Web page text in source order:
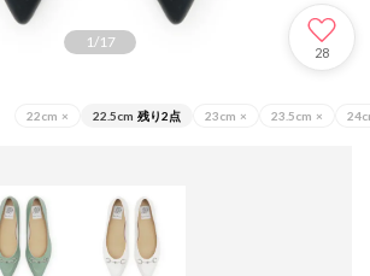
1/17
28
22cm × 22.5cm 残り2点 23cm × 23.5cm ×